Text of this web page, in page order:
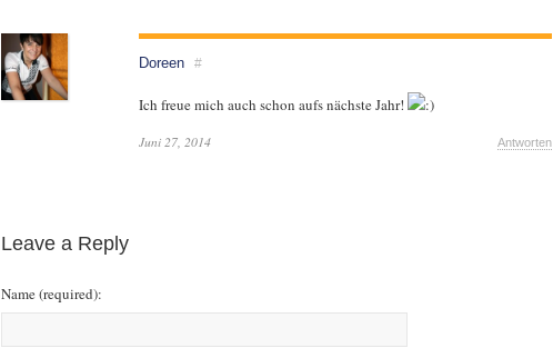
Doreen #
Ich freue mich auch schon aufs nächste Jahr!
Juni 27, 2014 Antworten
Leave a Reply
Name(required):